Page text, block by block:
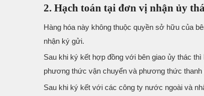
2. Hạch toán tại đơn vị nhận ủy
Hàng hóa này không thuộc quyền sở hữu của
nhận ký gửi.
Sau khi ký kết hợp đồng với bên giao ủy thác
phương thức vận chuyển và phương thức thanh
Sau khi ký kết với các công ty nước ngoài và